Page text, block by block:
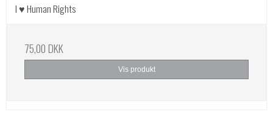
I ♥ Human Rights
75,00 DKK
Vis produkt